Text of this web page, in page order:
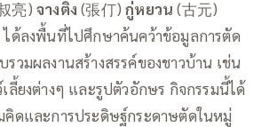
亮)จางติง (張仃)กู่หยวน (古元)
ได้ลงพื้นที่ไปศึกษาค้นคว้าข้อมูลการตัด
วมผลงานสร้างสรรค์ของชาวบ้าน เช่น
ลี้ยงต่างๆ และรูปตัวอักษร กิจกรรมนี้ได้
คิดและการประดิษฐ์กระดาษตัดในหมู่